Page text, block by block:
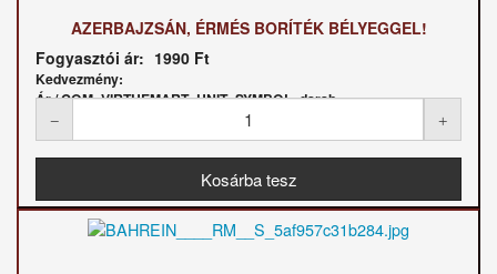
AZERBAJZSÁN, ÉRMÉS BORÍTÉK BÉLYEGGEL!
Fogyasztói ár: 1990 Ft
Kedvezmény:
Ár / COM_VIRTUEMART_UNIT_SYMBOL_darab: